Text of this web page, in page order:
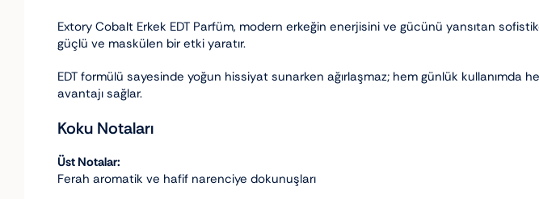
Extory Cobalt Erkek EDT Parfüm, modern erkeğin enerjisini ve gücünü yansıtan
güçlü ve maskülen bir etki yaratır.
EDT formülü sayesinde yoğun hissiyat sunarken ağırlaşmaz; hem günlük
avantajı sağlar.
Koku Notaları
Üst Notalar:
Ferah aromatik ve hafif narenciye dokunuşları